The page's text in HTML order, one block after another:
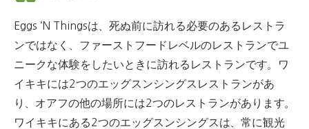
Eggs ‘N Thingsは、死ぬ前に訪れる必要のあるレストラ
ンではなく、ファーストフードレベルのレストランでユ
ニークな体験をしたいときに訪れるレストランです。
ワ
イキキには2つのエッグスンシングスレストランがあ
り、オアフの他の場所には2つのレストランがあります。
ワイキキにある2つのエッグスンシングスは、常に観光